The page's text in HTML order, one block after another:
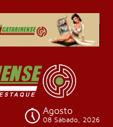
Agosto
08 Sábado, 2026